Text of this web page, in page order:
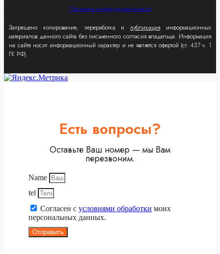
Политика конфиденциальности
Запрещено копирование, переработка и публикация информационных
материалов данного сайта без письменного согласия владельца. Информация
на сайте носит информационный характер и не является офертой (ст. 437 ч. 1
ГК РФ).
Есть вопросы?
Оставьте Ваш номер — мы Вам
перезвоним.
Name
tel
Согласен с условиями обработки моих
персональных данных.
Отправить